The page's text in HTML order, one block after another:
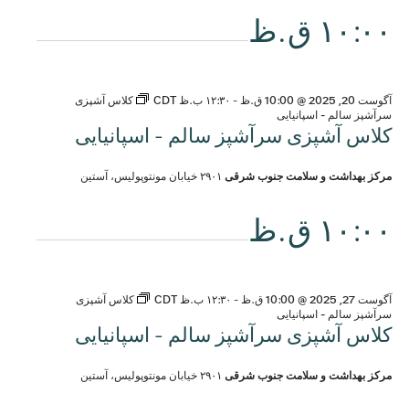
۱۰:۰۰ ق.ظ
کلاس آشپزی سرآشپز سالم - اسپانیایی
آگوست 20, 2025 @ 10:00 ق.ظ - ۱۲:۳۰ ب.ظ CDT
کلاس آشپزی
سرآشپز سالم - اسپانیایی
مرکز بهداشت و سلامت جنوب شرقی ۲۹۰۱ خیابان مونتوپولیس، آستین
۱۰:۰۰ ق.ظ
کلاس آشپزی سرآشپز سالم - اسپانیایی
آگوست 27, 2025 @ 10:00 ق.ظ - ۱۲:۳۰ ب.ظ CDT
کلاس آشپزی
سرآشپز سالم - اسپانیایی
مرکز بهداشت و سلامت جنوب شرقی ۲۹۰۱ خیابان مونتوپولیس، آستین